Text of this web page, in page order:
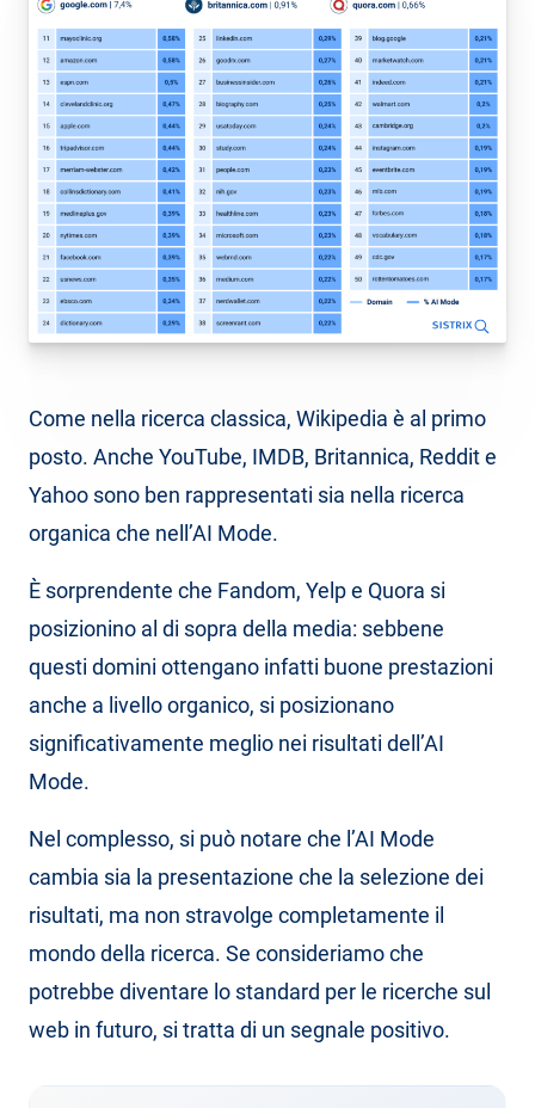
Come nella ricerca classica, Wikipedia è al primo
posto. Anche YouTube, IMDB, Britannica, Reddit e
Yahoo sono ben rappresentati sia nella ricerca
organica che nell’AI Mode.
È sorprendente che Fandom, Yelp e Quora si
posizionino al di sopra della media: sebbene
questi domini ottengano infatti buone prestazioni
anche a livello organico, si posizionano
significativamente meglio nei risultati dell’AI
Mode.
Nel complesso, si può notare che l’AI Mode
cambia sia la presentazione che la selezione dei
risultati, ma non stravolge completamente il
mondo della ricerca. Se consideriamo che
potrebbe diventare lo standard per le ricerche sul
web in futuro, si tratta di un segnale positivo.